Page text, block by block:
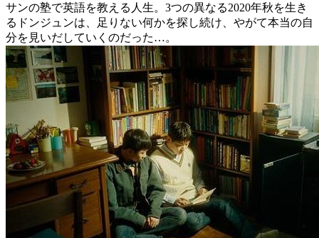
サンの塾で英語を教える人生。3つの異なる2020年秋を生き
るドンジュンは、足りない何かを探し続け、やがて本当の自
分を見いだしていくのだった…。